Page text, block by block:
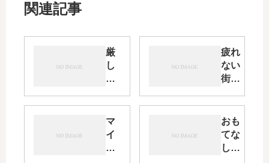
関連記事
厳
し
い
実
の
中
疲れ
ない
街・
電車
に田
舎の
風情
マ
イ
記
おも
てな
しの